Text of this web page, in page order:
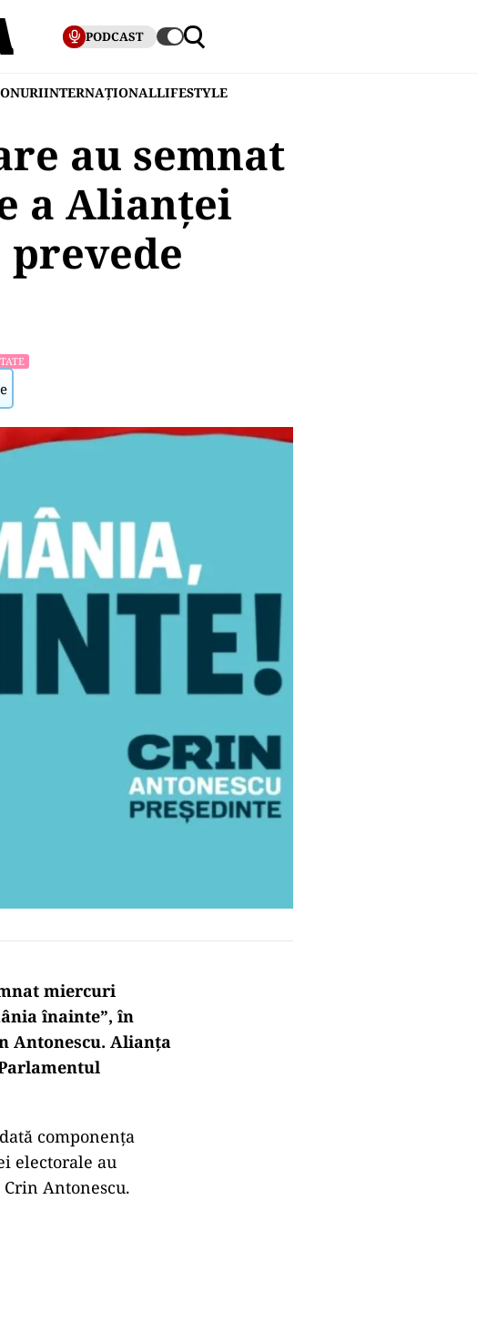
PODCAST
INTERNAȚIONALLIFESTYLE
au semnat
a Alianței
prevede
miercuri
înainte”, în
Antonescu. Alianța
componența
electorale au
Antonescu.